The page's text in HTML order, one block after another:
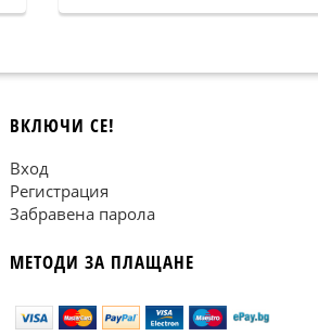
ВКЛЮЧИ СЕ!
Вход
Регистрация
Забравена парола
МЕТОДИ ЗА ПЛАЩАНЕ